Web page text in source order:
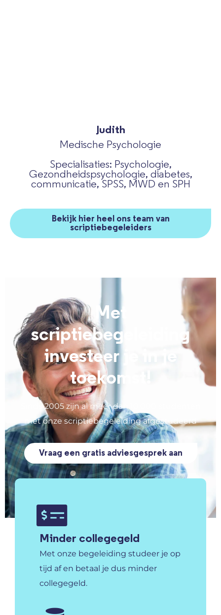
Judith
Medische Psychologie
Specialisaties: Psychologie,
Gezondheidspsychologie, diabetes,
communicatie, SPSS, MWD en SPH
Bekijk hier heel ons team van
scriptiebegeleiders
Met
scriptiebegeleiding
investeer je in je
toekomst!
Sinds 2005 zijn al meer dan 10.000 studenten
met onze scriptiebegeleiding afgestudeerd
Vraag een gratis adviesgesprek aan
Minder collegegeld
Met onze begeleiding studeer je op
tijd af en betaal je dus minder
collegegeld.